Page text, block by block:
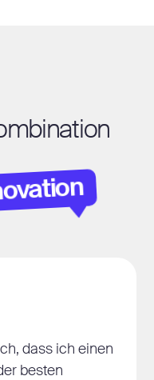
dass ich einen
besten